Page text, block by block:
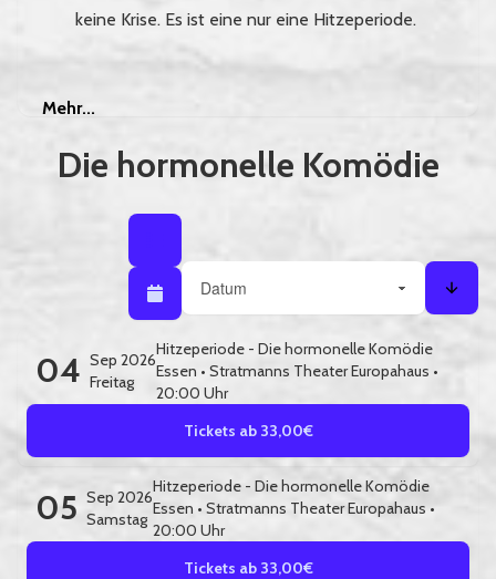
keine Krise. Es ist eine nur eine Hitzeperiode.
Mehr...
Die hormonelle Komödie
Listenansicht
KalenderansichtSortieren nach
04 Sep 2026
Freitag
Hitzeperiode - Die hormonelle Komödie
Essen • Stratmanns Theater Europahaus •
20:00 Uhr
Tickets ab 33,00€
05 Sep 2026
Samstag
Hitzeperiode - Die hormonelle Komödie
Essen • Stratmanns Theater Europahaus •
20:00 Uhr
Tickets ab 33,00€